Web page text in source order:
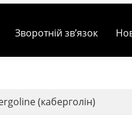
Зворотній зв’язок
(каберголін)